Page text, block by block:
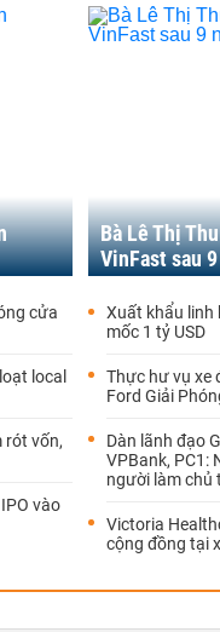
cửa
local
rót vốn,
vào
Bà Lê Thị
VinFast sau
Xuất khẩu linh
mốc 1 tỷ USD
Thực hư vụ xe
Ford Giải
Dàn lãnh đạo
VPBank, PC1:
người làm chủ
Victoria
cộng đồng tại